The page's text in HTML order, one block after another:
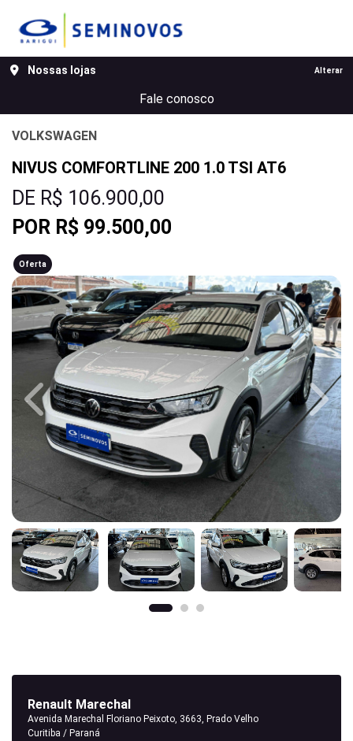
Nossas lojas Alterar
Fale conosco
VOLKSWAGEN
NIVUS COMFORTLINE 200 1.0 TSI AT6
DE R$ 106.900,00
POR R$ 99.500,00
Oferta
Previous Next
Renault Marechal
Avenida Marechal Floriano Peixoto, 3663, Prado Velho
Curitiba / Paraná